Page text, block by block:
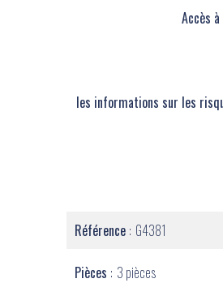
Accès
les informations sur les
Référence G4381
Pièces 3 pièces